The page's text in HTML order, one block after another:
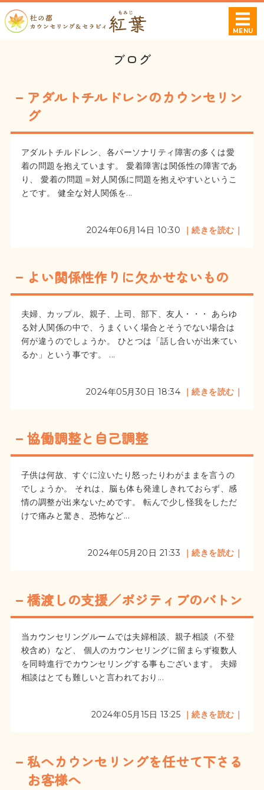
杜の都カウン
MENU
相談可能な症状・お悩み
ご利用・ご予約について
ブログ
アダルトチルドレンのカウンセリン
グ
アダルトチルドレン、各パーソナリティ障害の多くは愛
着の問題を抱えています。 愛着障害は関係性の障害であ
り、 愛着の問題＝対人関係に問題を抱えやすいというこ
とです。 健全な対人関係を...
2024年06月14日 10:30 ｜続きを読む｜
よい関係性作りに欠かせないもの
夫婦、カップル、親子、上司、部下、友人・・・ あらゆ
る対人関係の中で、うまくいく場合とそうでない場合は
何が違うのでしょうか。 ひとつは「話し合いが出来てい
るか」という事です。 ...
2024年05月30日 18:34 ｜続きを読む｜
協働調整と自己調整
子供は何故、すぐに泣いたり怒ったりわがままを言うの
でしょうか。 それは、脳も体も発達しきれておらず、感
情の調整が出来ないためです。 転んで少し怪我をしただ
けで痛みと驚き、恐怖など...
2024年05月20日 21:33 ｜続きを読む｜
橋渡しの支援／ポジティブのバトン
当カウンセリングルームでは夫婦相談、親子相談（不登
校含め）など、 個人のカウンセリングに留まらず複数人
を同時進行でカウンセリングする事もございます。 夫婦
相談はとても難しいと言われており...
2024年05月15日 13:25 ｜続きを読む｜
私へカウンセリングを任せて下さる
お客様へ